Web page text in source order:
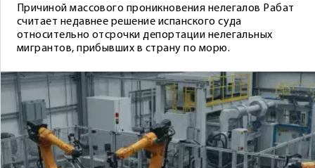
Причиной массового проникновения нелегалов Рабат
считает недавнее решение испанского суда
относительно отсрочки депортации нелегальных
мигрантов, прибывших в страну по морю.